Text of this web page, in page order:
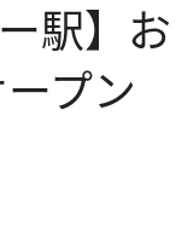
ー駅】
プン